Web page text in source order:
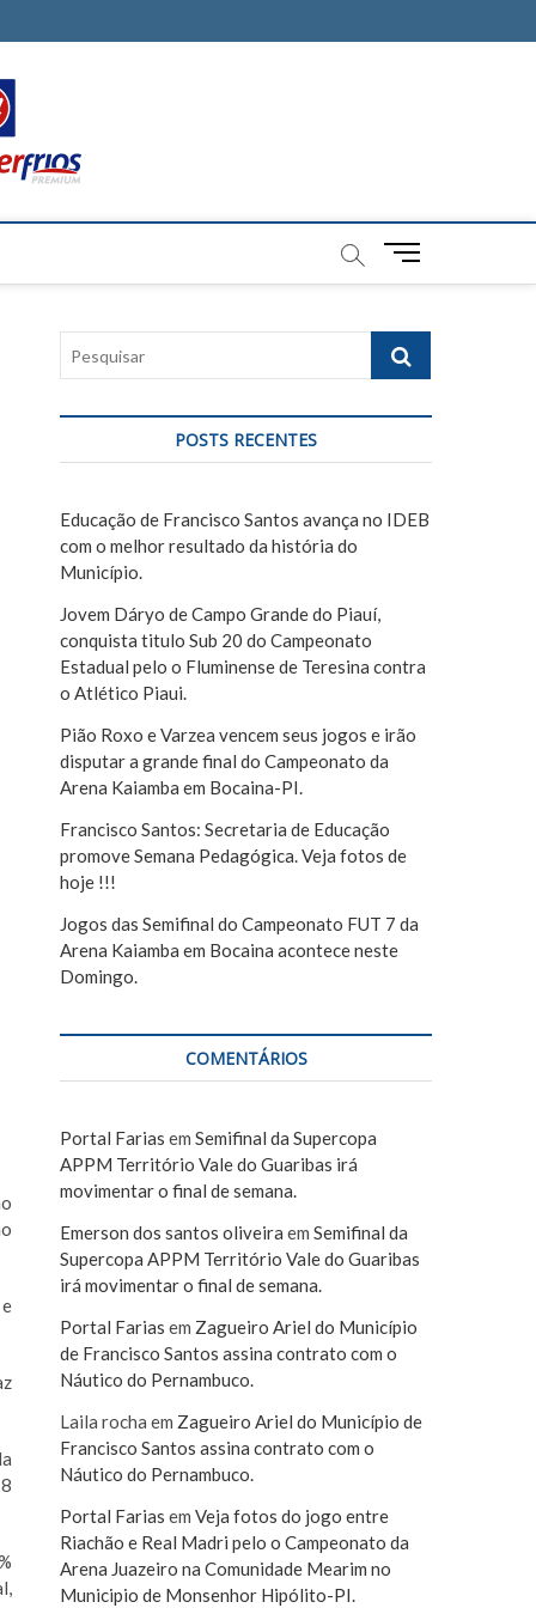
M
u
B
u
o
q
a
POSTS RECENTES
Educação de Francisco Santos avança no IDEB
com o melhor resultado da história do
Município.
Jovem Dáryo de Campo Grande do Piauí,
conquista titulo Sub 20 do Campeonato
Estadual pelo o Fluminense de Teresina contra
o Atlético Piaui.
Pião Roxo e Varzea vencem seus jogos e irão
disputar a grande final do Campeonato da
Arena Kaiamba em Bocaina-PI.
Francisco Santos: Secretaria de Educação
promove Semana Pedagógica. Veja fotos de
hoje !!!
Jogos das Semifinal do Campeonato FUT 7 da
Arena Kaiamba em Bocaina acontece neste
Domingo.
COMENTÁRIOS
Portal Farias em Semifinal da Supercopa
APPM Território Vale do Guaribas irá
movimentar o final de semana.
Emerson dos santos oliveira em Semifinal da
Supercopa APPM Território Vale do Guaribas
irá movimentar o final de semana.
Portal Farias em Zagueiro Ariel do Município
de Francisco Santos assina contrato com o
Náutico do Pernambuco.
Laila rocha em Zagueiro Ariel do Município de
Francisco Santos assina contrato com o
Náutico do Pernambuco.
Portal Farias em Veja fotos do jogo entre
Riachão e Real Madri pelo o Campeonato da
Arena Juazeiro na Comunidade Mearim no
Municipio de Monsenhor Hipólito-PI.